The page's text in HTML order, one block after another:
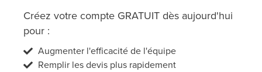
Créez votre compte GRATUIT dès aujourd'hui
pour :
Augmenter l'efficacité de l'équipe
Remplir les devis plus rapidement